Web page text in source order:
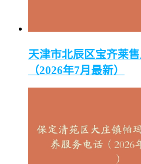
天津市北辰区宝齐莱
（2026年7月最新）